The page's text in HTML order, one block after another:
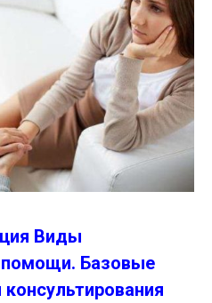
Виды
помощи. Базовые
консультирования